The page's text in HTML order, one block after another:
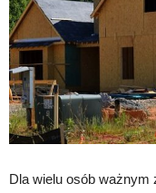
Dla wielu osób